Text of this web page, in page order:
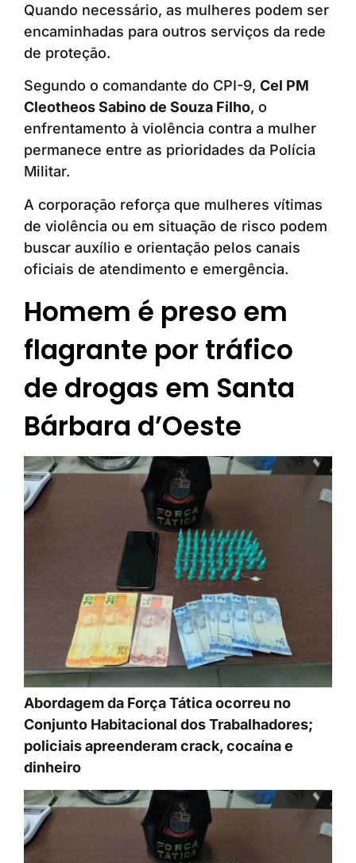
Quando necessário, as mulheres podem ser
encaminhadas para outros serviços da rede
de proteção.
Segundo o comandante do CPI-9, Cel PM
Cleotheos Sabino de Souza Filho, o
enfrentamento à violência contra a mulher
permanece entre as prioridades da Polícia
Militar.
A corporação reforça que mulheres vítimas
de violência ou em situação de risco podem
buscar auxílio e orientação pelos canais
oficiais de atendimento e emergência.
Homem é preso em
flagrante por tráfico
de drogas em Santa
Bárbara d’Oeste
Abordagem da Força Tática ocorreu no
Conjunto Habitacional dos Trabalhadores;
policiais apreenderam crack, cocaína e
dinheiro